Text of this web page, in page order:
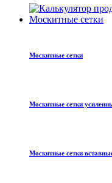
Москитные сетки
Москитные сетки
Москитные сетки
Москитные сетки